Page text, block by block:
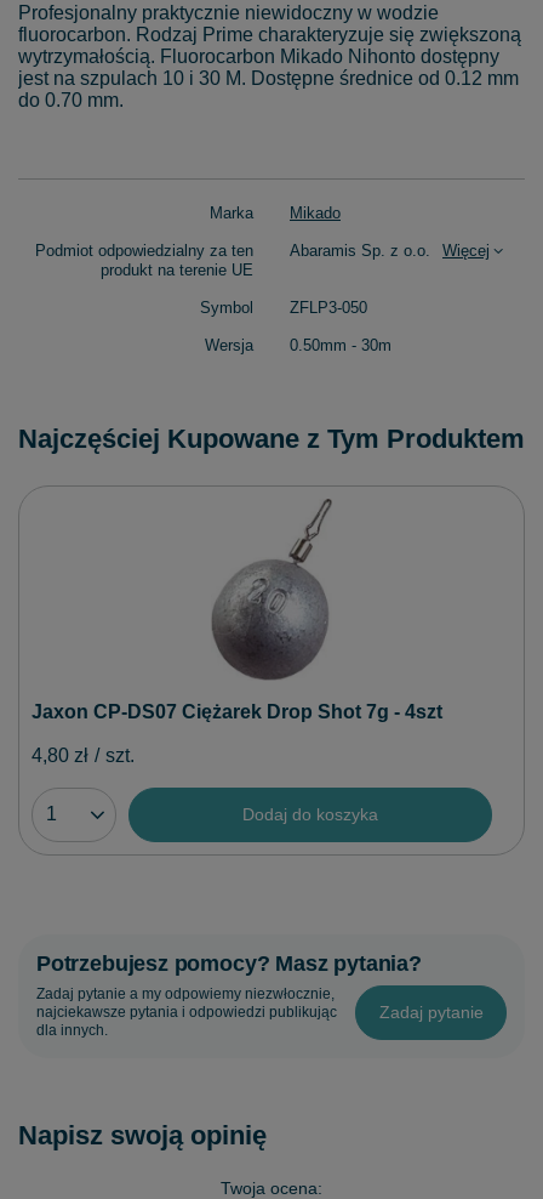
Profesjonalny praktycznie niewidoczny w wodzie
fluorocarbon. Rodzaj Prime charakteryzuje się zwiększoną
wytrzymałością. Fluorocarbon Mikado Nihonto dostępny
jest na szpulach 10 i 30 M. Dostępne średnice od 0.12 mm
do 0.70 mm.
Marka Mikado
Podmiot odpowiedzialny za ten
produkt na terenie UE
Abaramis Sp. z o.o. Więcej
Symbol ZFLP3-050
Wersja 0.50mm - 30m
Najczęściej Kupowane z Tym Produktem
Jaxon CP-DS07 Ciężarek Drop Shot 7g - 4szt
4,80 zł / szt.
Dodaj do koszyka
Potrzebujesz pomocy? Masz pytania?
Zadaj pytanie a my odpowiemy niezwłocznie,
najciekawsze pytania i odpowiedzi publikując
dla innych.
Zadaj pytanie
Napisz swoją opinię
Twoja ocena: